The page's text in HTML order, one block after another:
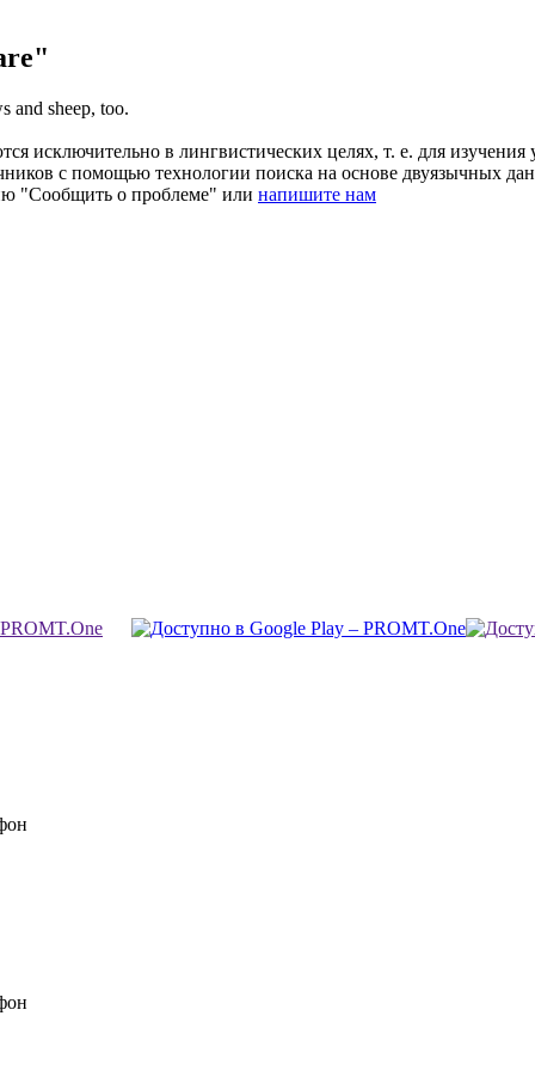
and sheep, too.
исключительно в лингвистических целях, т. е. для
с помощью технологии поиска на основе двуязычных
"Сообщить о проблеме" или напишите нам